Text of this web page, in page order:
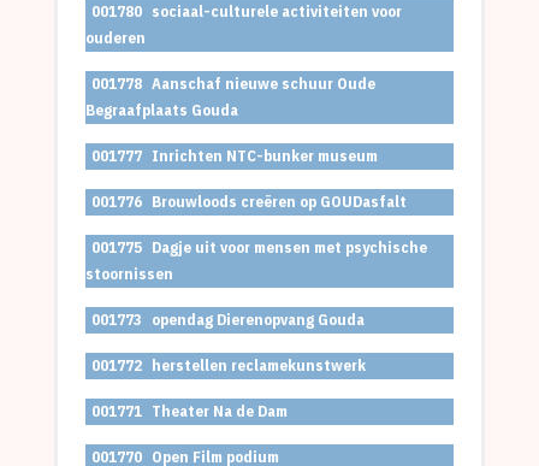
001780 sociaal-culturele activiteiten voor
ouderen
001778 Aanschaf nieuwe schuur Oude
Begraafplaats Gouda
001777 Inrichten NTC-bunker museum
001776 Brouwloods creëren op GOUDasfalt
001775 Dagje uit voor mensen met psychische
stoornissen
001773 opendag Dierenopvang Gouda
001772 herstellen reclamekunstwerk
001771 Theater Na de Dam
001770 Open Film podium